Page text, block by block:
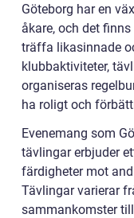
Göteborg har en
åkare, och det
träffa likasinnade
klubbaktiviteter,
organiseras
ha roligt och
Evenemang som
tävlingar erbjuder
färdigheter mot
Tävlingar varierar
sammankomster